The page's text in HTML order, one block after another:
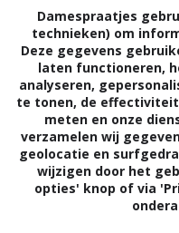
gedaan, heb ik
een wonder. Dat
gewichten had ik
krachttraining
wel juist
Damespraatjes
technieken) om
Deze gegevens
laten functioneren,
analyseren,
te tonen, de
meten en onze
verzamelen wij
geolocatie en
wijzigen door het
opties' knop of via